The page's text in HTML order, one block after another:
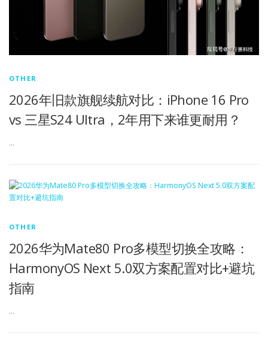
OTHER
2026年旧款旗舰续航对比：iPhone 16 Pro
vs 三星S24 Ultra，2年用下来谁更耐用？
…
OTHER
2026华为Mate80 Pro多模型切换全攻略：
HarmonyOS Next 5.0双方案配置对比+避坑
指南
…